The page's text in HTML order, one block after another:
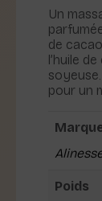
Un
de
l’huile
pour un
Poids